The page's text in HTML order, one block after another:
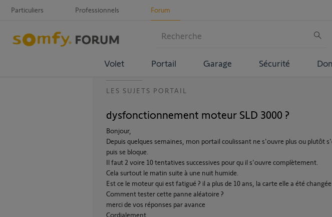
Particuliers Professionnels Forum
Volet Portail Garage Sécurité
LES SUJETS PORTAIL
dysfonctionnement moteur SLD 3000 ?
Bonjour,
Depuis quelques semaines, mon portail coulissant ne s'ouvre plus ou plutôt
puis se bloque.
Il faut 2 voire 10 tentatives successives pour qu il s'ouvre complètement.
Cela surtout le matin suite à une nuit humide.
Est ce le moteur qui est fatigué ? il a plus de 10 ans, la carte elle a été changée
Comment tester cette panne aléatoire ?
merci de vos réponses par avance
Cordialement